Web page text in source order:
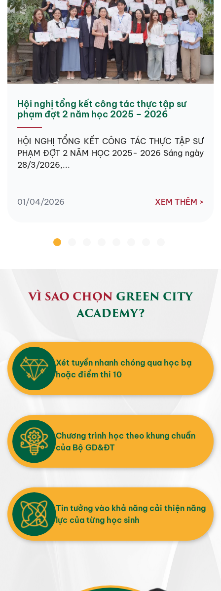
Hội nghị tổng kết công tác thực tập sư
phạm đợt 2 năm học 2025 – 2026
HỘI NGHỊ TỔNG KẾT CÔNG TÁC THỰC TẬP SƯ
PHẠM ĐỢT 2 NĂM HỌC 2025- 2026 Sáng ngày
28/3/2026,...
01/04/2026 XEM THÊM >
VÌ SAO CHỌN GREEN CITY
ACADEMY?
Xét tuyển nhanh chóng qua học bạ
hoặc điểm thi 10
Chương trình học theo khung chuẩn
của Bộ GD&ĐT
Tin tưởng vào khả năng cải thiện năng
lực của từng học sinh